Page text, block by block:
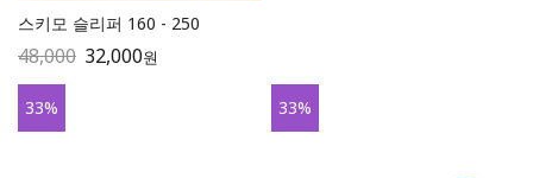
스키모 슬리퍼 160 - 250
48,000 32,000원
33% 33%